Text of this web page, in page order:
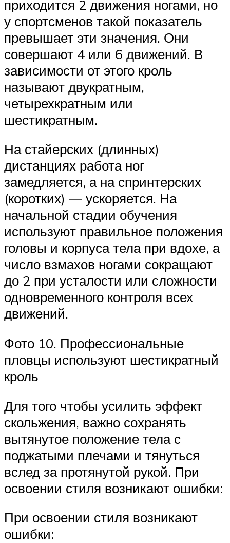
приходится 2 движения ногами, но
у спортсменов такой показатель
превышает эти значения. Они
совершают 4 или 6 движений. В
зависимости от этого кроль
называют двукратным,
четырехкратным или
шестикратным.
На стайерских (длинных)
дистанциях работа ног
замедляется, а на спринтерских
(коротких) — ускоряется. На
начальной стадии обучения
используют правильное положения
головы и корпуса тела при вдохе, а
число взмахов ногами сокращают
до 2 при усталости или сложности
одновременного контроля всех
движений.
Фото 10. Профессиональные
пловцы используют шестикратный
кроль
Для того чтобы усилить эффект
скольжения, важно сохранять
вытянутое положение тела с
поджатыми плечами и тянуться
вслед за протянутой рукой. При
освоении стиля возникают ошибки:
При освоении стиля возникают
ошибки: